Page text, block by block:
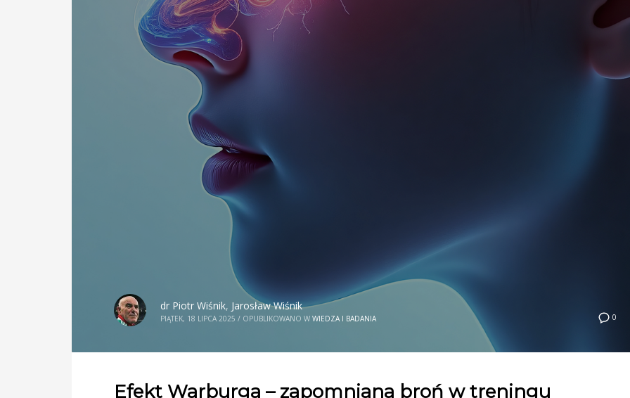
0
dr Piotr Wiśnik, Jarosław Wiśnik
PIĄTEK, 18 LIPCA 2025 / OPUBLIKOWANO W WIEDZA I BADANIA
Efekt Warburga – zapomniana broń w treningu